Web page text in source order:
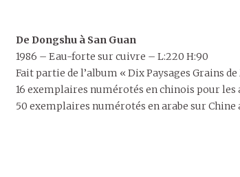
De Dongshu à San Guan
1986 – Eau-forte sur cuivre – L:220 H:90
Fait partie de l’album « Dix Paysages Grains
16 exemplaires numérotés en chinois pour les
50 exemplaires numérotés en arabe sur Chine